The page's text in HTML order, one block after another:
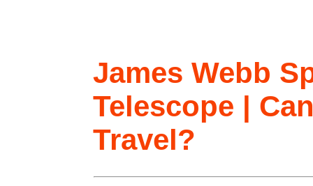
James Webb
Telescope |
Travel?